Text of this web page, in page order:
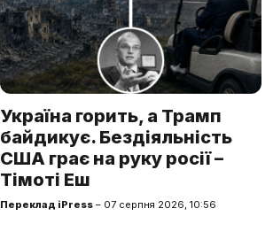
Україна горить, а Трамп
байдикує. Бездіяльність
США грає на руку росії –
Тімоті Еш
Переклад iPress – 07 серпня 2026, 10:56